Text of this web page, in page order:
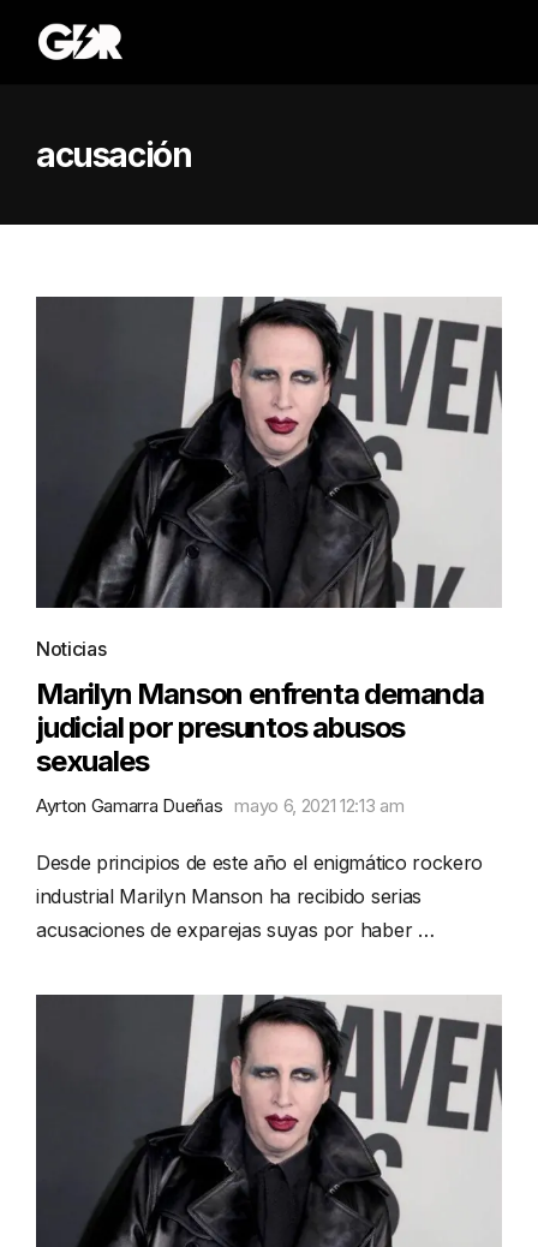
acusación
Noticias
Marilyn Manson enfrenta demanda
judicial por presuntos abusos
sexuales
Ayrton Gamarra Dueñas mayo 6, 2021 12:13 am
Desde principios de este año el enigmático rockero
industrial Marilyn Manson ha recibido serias
acusaciones de exparejas suyas por haber …